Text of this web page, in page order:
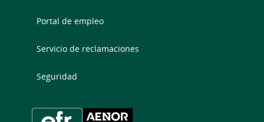
Portal de empleo
Servicio de reclamaciones
Seguridad